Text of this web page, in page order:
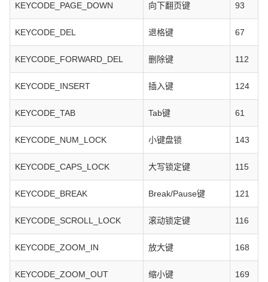
KEYCODE_PAGE_DOWN 向下翻页键 93
KEYCODE_DEL 退格键 67
KEYCODE_FORWARD_DEL 删除键 112
KEYCODE_INSERT 插入键 124
KEYCODE_TAB Tab键 61
KEYCODE_NUM_LOCK 小键盘锁 143
KEYCODE_CAPS_LOCK 大写锁定键 115
KEYCODE_BREAK Break/Pause键 121
KEYCODE_SCROLL_LOCK 滚动锁定键 116
KEYCODE_ZOOM_IN 放大键 168
KEYCODE_ZOOM_OUT 缩小键 169